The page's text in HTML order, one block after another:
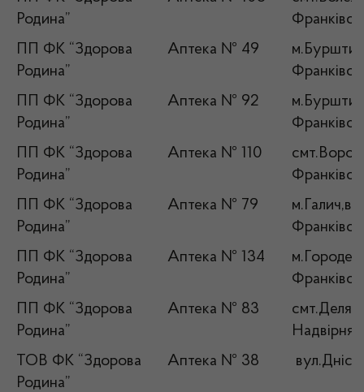
Родина”
ПП ФК “Здорова
Родина”
Аптека № 49
ПП ФК “Здорова
Родина”
Аптека № 92
ПП ФК “Здорова
Родина”
Аптека № 110
ПП ФК “Здорова
Родина”
Аптека № 79
ПП ФК “Здорова
Родина”
Аптека № 134
ПП ФК “Здорова
Родина”
Аптека № 83
ТОВ ФК “Здорова
Родина”
Аптека № 38